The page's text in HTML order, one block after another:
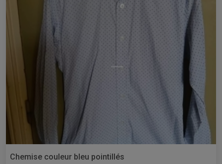
Chemise couleur bleu pointillés